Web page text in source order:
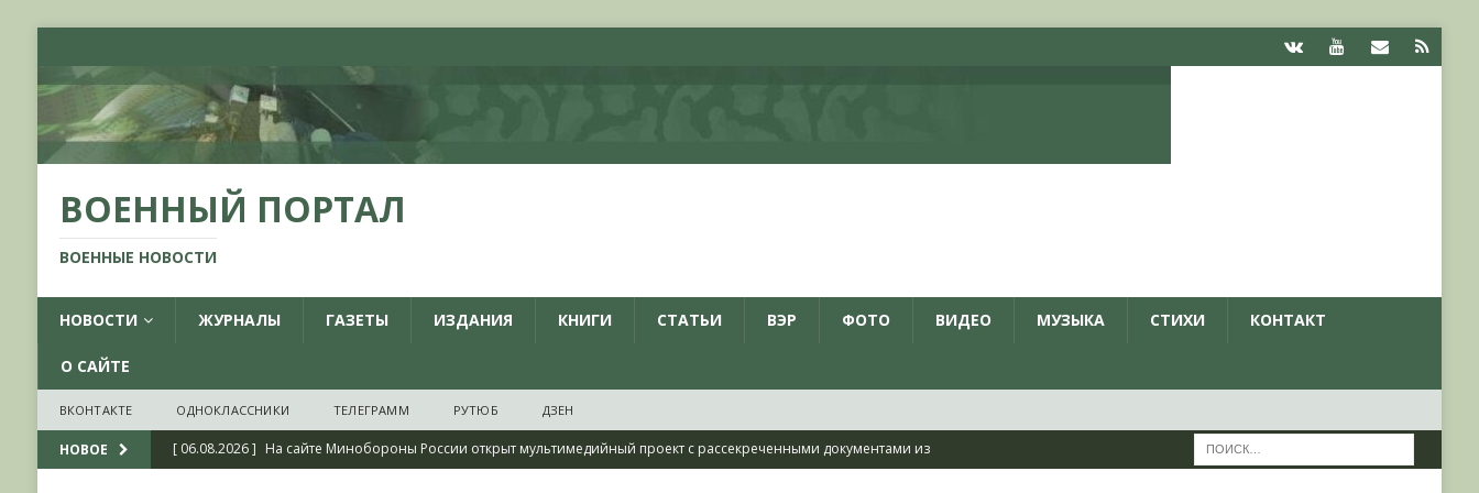
ВОЕННЫЙ ПОРТАЛ
ВОЕННЫЕ НОВОСТИ
НОВОСТИ ЖУРНАЛЫ ГАЗЕТЫ ИЗДАНИЯ КНИГИ СТАТЬИ ВЭР ФОТО ВИДЕО МУЗЫКА СТИХИ КОНТАКТ
О САЙТЕ
ВКОНТАКТЕ ОДНОКЛАССНИКИ ТЕЛЕГРАММ РУТЮБ ДЗЕН
НОВОЕ [ 06.08.2026 ] На сайте Минобороны России открыт мультимедийный проект с рассекреченными документами из